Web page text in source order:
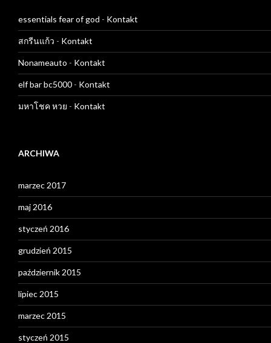
essentials fear of god - Kontakt
สกรีนแก้ว - Kontakt
Nonameauto - Kontakt
elf bar bc5000 - Kontakt
มหาโชค หวย - Kontakt
ARCHIWA
marzec 2017
maj 2016
styczeń 2016
grudzień 2015
październik 2015
lipiec 2015
marzec 2015
styczeń 2015